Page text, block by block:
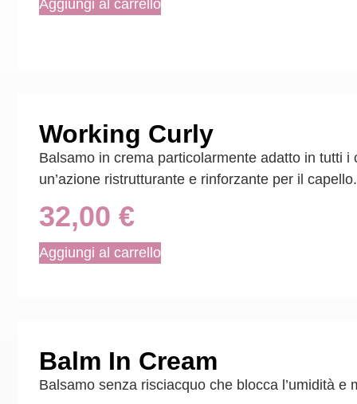
Aggiungi al carrello
Working Curly
Balsamo in crema particolarmente adatto in tutti
un’azione ristrutturante e rinforzante per il capello.
32,00 €
Aggiungi al carrello
Balm In Cream
Balsamo senza risciacquo che blocca l’umidità